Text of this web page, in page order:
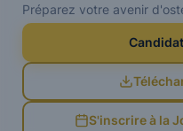
Préparez votre avenir
S'inscrire à la